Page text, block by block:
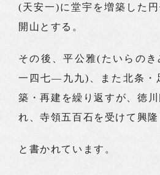
(天安一)に堂宇を増築した
開山とする。
その後、平公雅(たいらの
一四七―九九)、また北条・
築・再建を繰り返すが、徳
れ、寺領五百石を受けて興隆
と書かれています。